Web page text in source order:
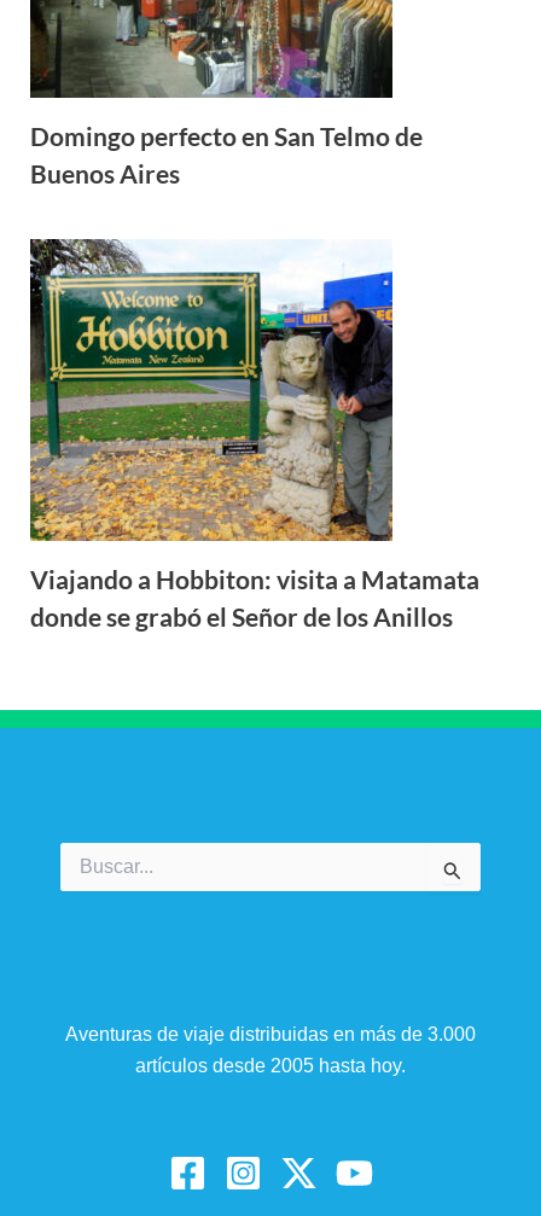
Domingo perfecto en San Telmo de
Buenos Aires
Viajando a Hobbiton: visita a Matamata
donde se grabó el Señor de los Anillos
por:
Aventuras de viaje distribuidas en más de 3.000
artículos desde 2005 hasta hoy.